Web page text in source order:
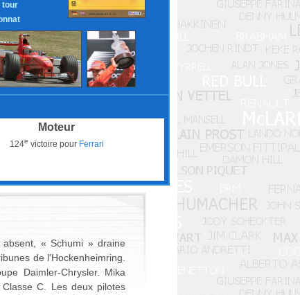
tour
Moteur
124e victoire pour Ferrari
« Schumi » draine
de l'Hockenheimring.
Daimler-Chrysler. Mika
C. Les deux pilotes